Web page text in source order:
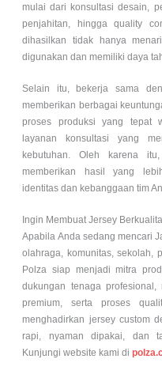
mulai dari konsultasi desain,
penjahitan, hingga quality
dihasilkan tidak hanya
digunakan dan memiliki daya
Selain itu, bekerja sama
memberikan berbagai
proses produksi yang tepat
layanan konsultasi yang
kebutuhan. Oleh karena
memberikan hasil yang
identitas dan kebanggaan tim
Ingin Membuat Jersey
Apabila Anda sedang mencari
olahraga, komunitas, sekolah,
Polza siap menjadi mitra
dukungan tenaga
premium, serta proses
menghadirkan jersey custom
rapi, nyaman dipakai, dan
Kunjungi website kami di